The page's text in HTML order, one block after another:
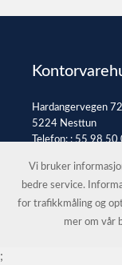
Hardangervegen 72
5224 Nesttun
Telefon: :55 98 50
©
Vi bruker
bedre service.
for trafikkmåling og
mer om vår
;